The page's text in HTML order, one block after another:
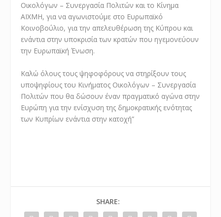
Οικολόγων – Συνεργασία Πολιτών και το Κίνημα
ΑΙΧΜΗ, για να αγωνιστούμε στο Ευρωπαϊκό
Κοινοβούλιο, για την απελευθέρωση της Κύπρου και
ενάντια στην υποκρισία των κρατών που ηγεμονεύουν
την Ευρωπαϊκή Ένωση.
Καλώ όλους τους ψηφοφόρους να στηρίξουν τους
υποψηφίους του Κινήματος Οικολόγων – Συνεργασία
Πολιτών που θα δώσουν έναν πραγματικό αγώνα στην
Ευρώπη για την ενίσχυση της δημοκρατικής ενότητας
των Κυπρίων ενάντια στην κατοχή”
SHARE: